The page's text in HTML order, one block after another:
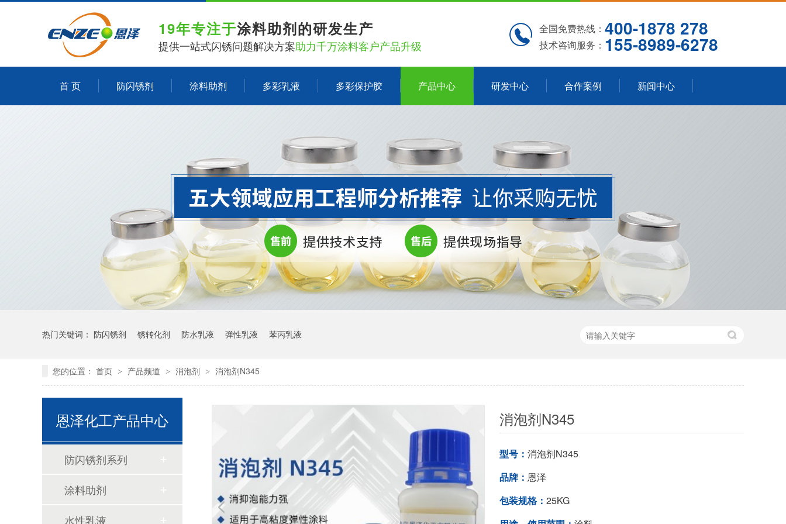
19年专注于涂料助剂的研发生产
提供一站式闪锈问题解决方案助力千万涂料客户产品升级
全国免费热线： 400-1878 278
技术咨询服务： 155-8989-6278
首 页 防闪锈剂 涂料助剂 多彩乳液 多彩保护胶 产品中心 研发中心 合作案例 新闻中心
热门关键词： 防闪锈剂 锈转化剂 防水乳液 弹性乳液 苯丙乳液
您的位置： 首页 > 产品频道 > 消泡剂 > 消泡剂N345
消泡剂N345
型号： 消泡剂N345
品牌： 恩泽
包装规格： 25KG
恩泽化工产品中心
防闪锈剂系列
涂料助剂
水性乳液